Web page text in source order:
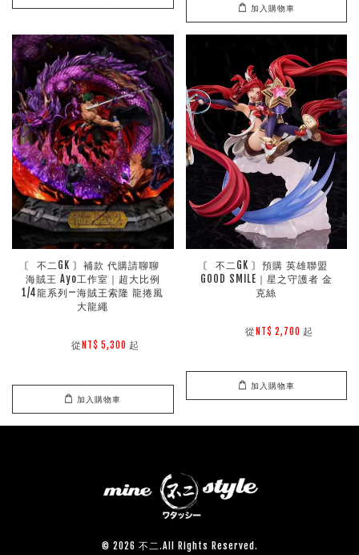
加入購物車
〘 不二GK 〙補款 代購請聊聊
海賊王 Ayo工作室｜超大比例
1/4龍系列—海賊王索隆 龍捲風
大龍繩
        從
NT$ 5,300 起
加入購物車
〘 不二GK 〙預購 英雄聯盟
GOOD SMILE｜星之守護者 金
克絲
        從
NT$ 2,700 起
加入購物車
© 2026 不二.All Rights Reserved.